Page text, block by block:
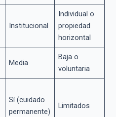
Institucional
Individual o
propiedad
horizontal
Media
Baja o
voluntaria
Sí (cuidado
permanente)
Limitados